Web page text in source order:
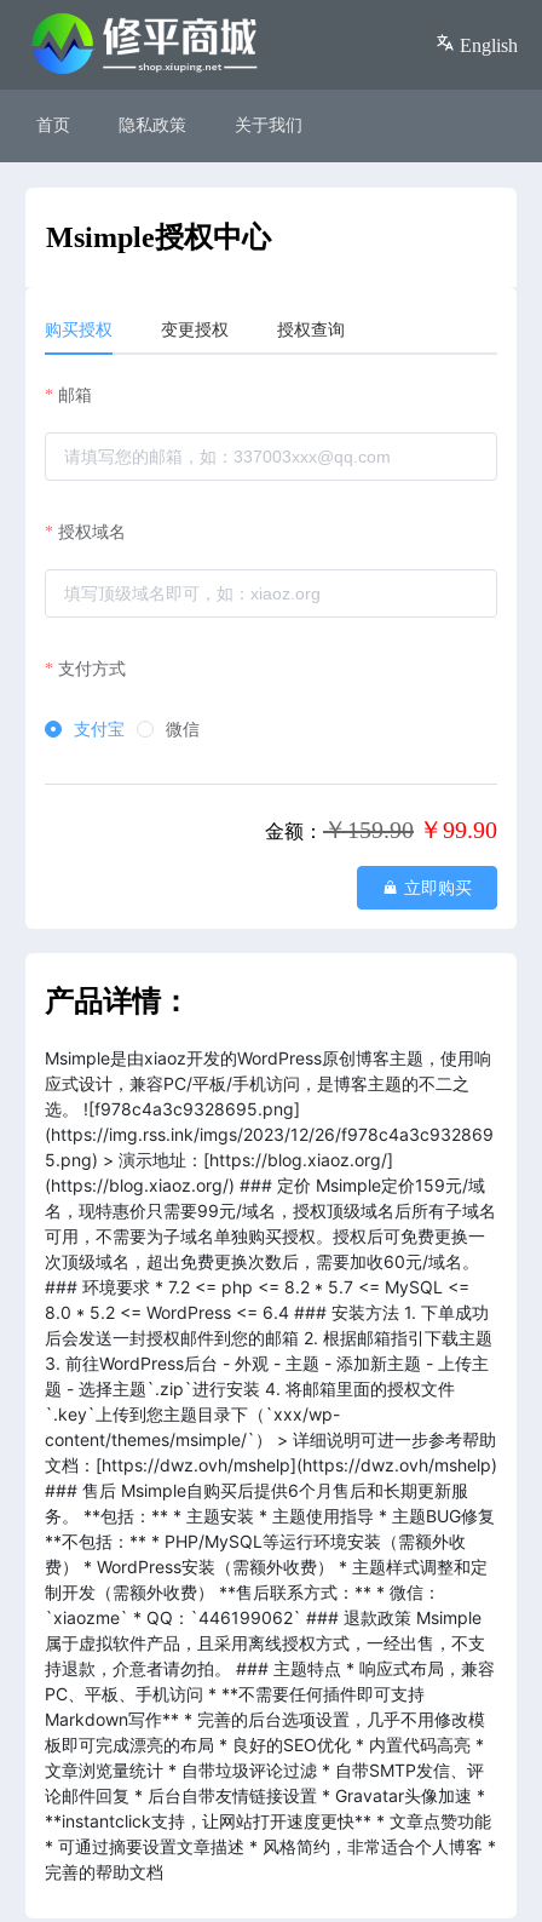
English
首页 隐私政策 关于我们
Msimple授权中心
购买授权 变更授权 授权查询
邮箱
授权域名
支付方式
支付宝 微信
金额： ￥159.90 ￥99.90
立即购买
产品详情：
Msimple是由xiaoz开发的WordPress原创博客主题，使用响
应式设计，兼容PC/平板/手机访问，是博客主题的不二之
选。 ![f978c4a3c9328695.png]
(https://img.rss.ink/imgs/2023/12/26/f978c4a3c932869
5.png) > 演示地址：[https://blog.xiaoz.org/]
(https://blog.xiaoz.org/) ### 定价 Msimple定价159元/域
名，现特惠价只需要99元/域名，授权顶级域名后所有子域名
可用，不需要为子域名单独购买授权。授权后可免费更换一
次顶级域名，超出免费更换次数后，需要加收60元/域名。
### 环境要求 * 7.2 <= php <= 8.2 * 5.7 <= MySQL <=
8.0 * 5.2 <= WordPress <= 6.4 ### 安装方法 1. 下单成功
后会发送一封授权邮件到您的邮箱 2. 根据邮箱指引下载主题
3. 前往WordPress后台 - 外观 - 主题 - 添加新主题 - 上传主
题 - 选择主题`.zip`进行安装 4. 将邮箱里面的授权文件
`.key`上传到您主题目录下（`xxx/wp-
content/themes/msimple/`） > 详细说明可进一步参考帮助
文档：[https://dwz.ovh/mshelp](https://dwz.ovh/mshelp)
### 售后 Msimple自购买后提供6个月售后和长期更新服
务。 **包括：** * 主题安装 * 主题使用指导 * 主题BUG修复
**不包括：** * PHP/MySQL等运行环境安装（需额外收
费） * WordPress安装（需额外收费） * 主题样式调整和定
制开发（需额外收费） **售后联系方式：** * 微信：
`xiaozme` * QQ：`446199062` ### 退款政策 Msimple
属于虚拟软件产品，且采用离线授权方式，一经出售，不支
持退款，介意者请勿拍。 ### 主题特点 * 响应式布局，兼容
PC、平板、手机访问 * **不需要任何插件即可支持
Markdown写作** * 完善的后台选项设置，几乎不用修改模
板即可完成漂亮的布局 * 良好的SEO优化 * 内置代码高亮 *
文章浏览量统计 * 自带垃圾评论过滤 * 自带SMTP发信、评
论邮件回复 * 后台自带友情链接设置 * Gravatar头像加速 *
**instantclick支持，让网站打开速度更快** * 文章点赞功能
* 可通过摘要设置文章描述 * 风格简约，非常适合个人博客 *
完善的帮助文档